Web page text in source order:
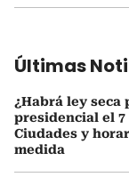
Últimas
¿Habrá ley seca
presidencial el 7
Ciudades y
medida